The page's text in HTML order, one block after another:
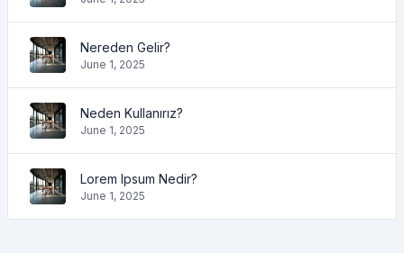
Nereden Gelir?
June 1, 2025
Neden Kullanırız?
June 1, 2025
Lorem Ipsum Nedir?
June 1, 2025